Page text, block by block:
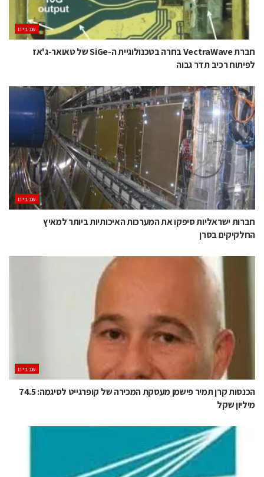
‫שבבים‬
חברת VectraWave בחרה בטכנולוגיית ה-SiGe של טאואר-ג'אז
לפיתוח רכיב תדר גבוה
‫שבבים‬
חברות ישראליות סיפקו את המערכות האיכותיות ביותר למאיץ
החלקיקים בסרן
‫שבבים‬
הכנסות קרן תמיר פישמן מעסקת המכירה של קופרגייט לסיגמה: 74.5
מיליון שקל